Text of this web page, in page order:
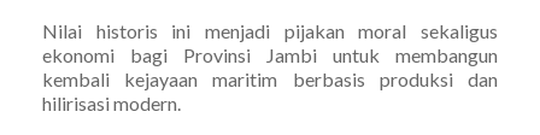
Nilai historis ini menjadi pijakan moral sekaligus
ekonomi bagi Provinsi Jambi untuk membangun
kembali kejayaan maritim berbasis produksi dan
hilirisasi modern.